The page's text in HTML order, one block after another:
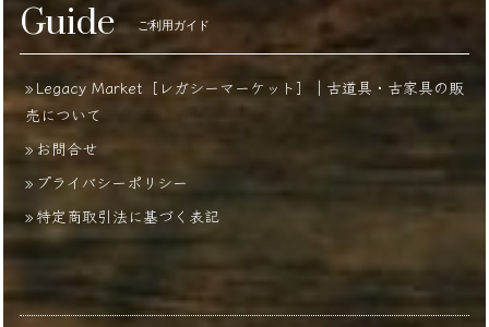
Guide ご利用ガイド
Legacy Market［レガシーマーケット］｜古道具・古家具の販
売について
お問合せ
プライバシーポリシー
特定商取引法に基づく表記